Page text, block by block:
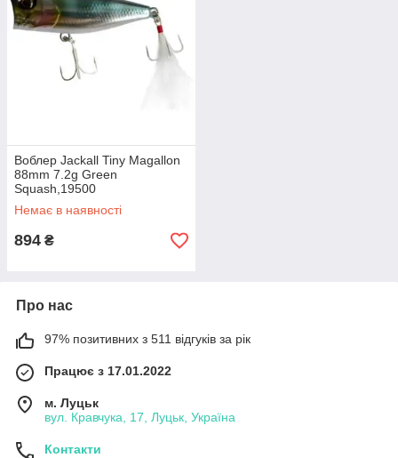
Воблер Jackall Tiny Magallon
88mm 7.2g Green
Squash,19500
Немає в наявності
894 ₴
Про нас
97% позитивних з 511 відгуків за рік
Працює з 17.01.2022
м. Луцьк
вул. Кравчука, 17, Луцьк, Україна
Контакти